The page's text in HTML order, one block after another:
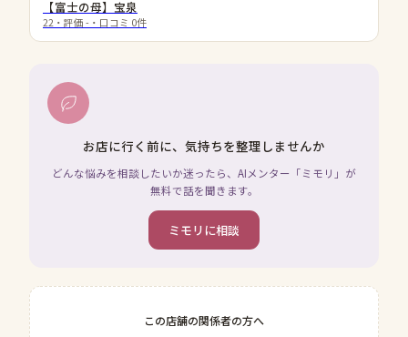
【富士の母】宝泉
22 ・評価 - ・口コミ 0件
お店に行く前に、気持ちを整理しませんか
どんな悩みを相談したいか迷ったら、AIメンター「ミモリ」が
無料で話を聞きます。
ミモリに相談
この店舗の関係者の方へ